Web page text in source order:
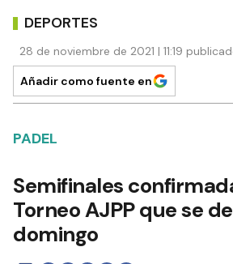
DEPORTES
28 de noviembre de 2021 | 11:19
Añadir como fuente en
PADEL
Semifinales
Torneo AJPP que se
domingo